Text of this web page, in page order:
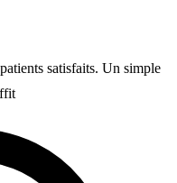
satisfaits. Un simple